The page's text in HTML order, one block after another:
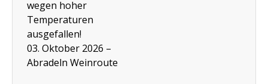
wegen hoher
Temperaturen
ausgefallen!
03. Oktober 2026 –
Abradeln Weinroute